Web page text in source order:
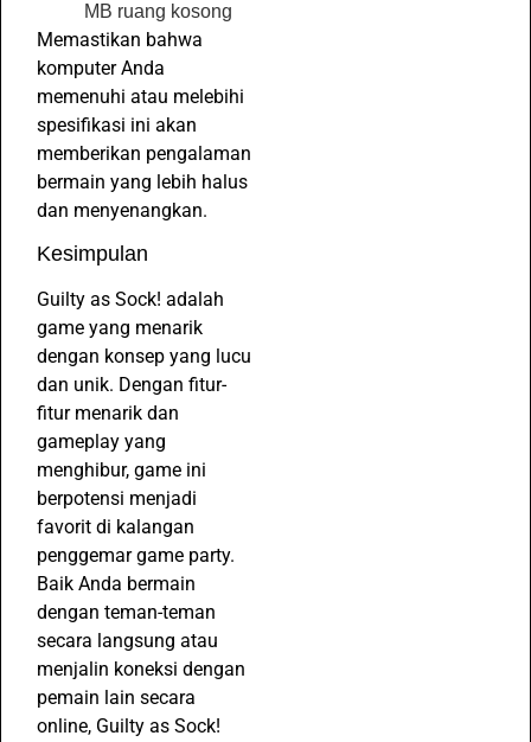
MB ruang kosong
Memastikan bahwa
komputer Anda
memenuhi atau melebihi
spesifikasi ini akan
memberikan pengalaman
bermain yang lebih halus
dan menyenangkan.
Kesimpulan
Guilty as Sock! adalah
game yang menarik
dengan konsep yang lucu
dan unik. Dengan fitur-
fitur menarik dan
gameplay yang
menghibur, game ini
berpotensi menjadi
favorit di kalangan
penggemar game party.
Baik Anda bermain
dengan teman-teman
secara langsung atau
menjalin koneksi dengan
pemain lain secara
online, Guilty as Sock!